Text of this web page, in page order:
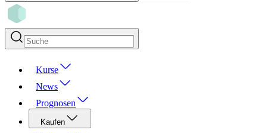
Kurse
News
Prognosen
Kaufen